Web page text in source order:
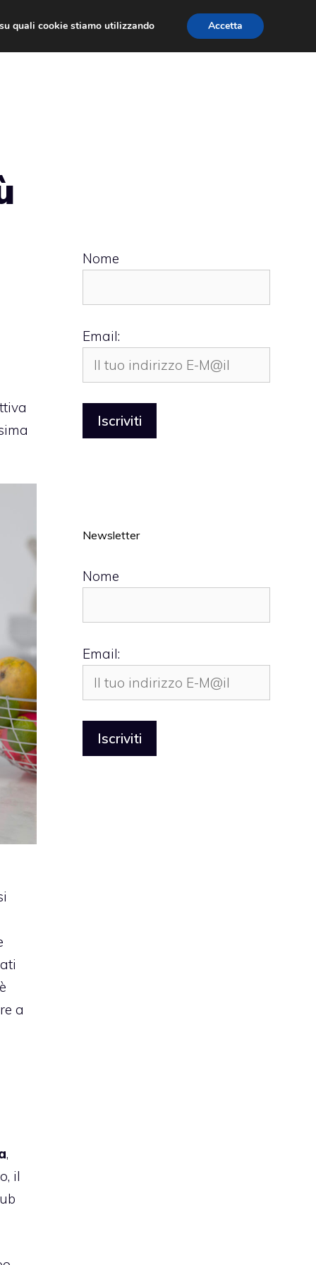
a
,
il
Nome
Email:
Newsletter
Nome
Email:
quali cookie stiamo utilizzando
Accetta